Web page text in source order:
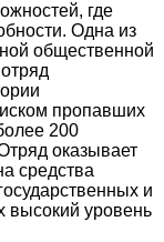
где
Одна из
общественной
пропавших
200
оказывает
средства
и
высокий уровень